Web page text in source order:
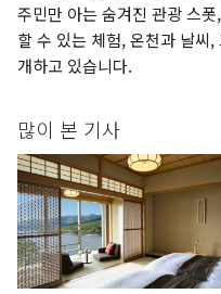
주민만 아는 숨겨진 관광 스
할 수 있는 체험, 온천과 날씨
개하고 있습니다.
많이 본 기사